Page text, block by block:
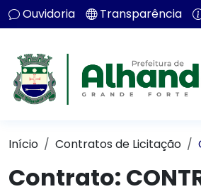
Ouvidoria Transparência
Início Contratos de Licitação
Contrato: